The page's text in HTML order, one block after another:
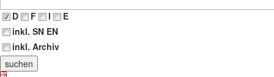
D
F I
E
inkl. SN EN
inkl. Archiv